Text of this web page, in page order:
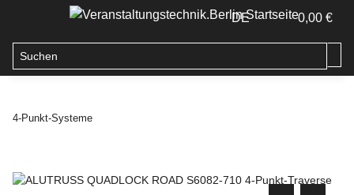
DE 0,00 €
4-Punkt-Systeme